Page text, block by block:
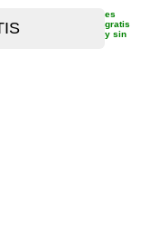
es
gratis
y sin